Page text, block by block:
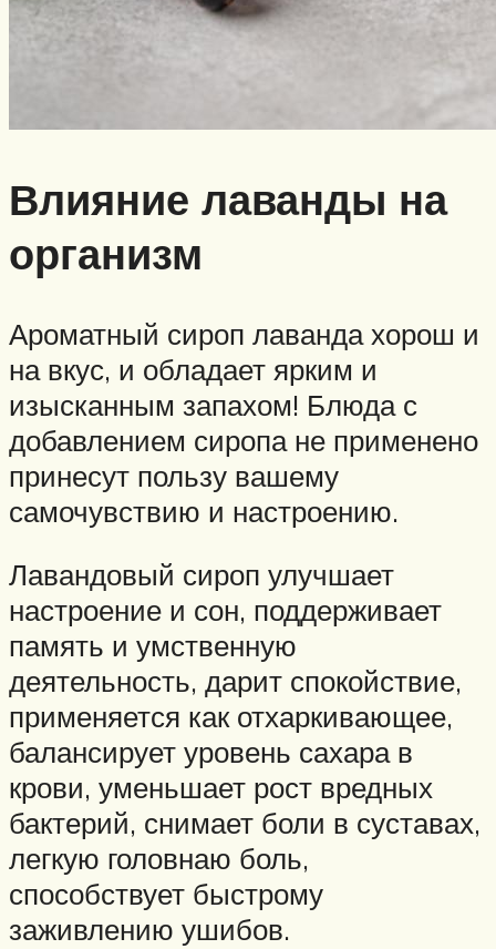
Влияние лаванды на
организм
Ароматный сироп лаванда хорош и
на вкус, и обладает ярким и
изысканным запахом! Блюда с
добавлением сиропа не применено
принесут пользу вашему
самочувствию и настроению.
Лавандовый сироп улучшает
настроение и сон, поддерживает
память и умственную
деятельность, дарит спокойствие,
применяется как отхаркивающее,
балансирует уровень сахара в
крови, уменьшает рост вредных
бактерий, снимает боли в суставах,
легкую головнаю боль,
способствует быстрому
заживлению ушибов.